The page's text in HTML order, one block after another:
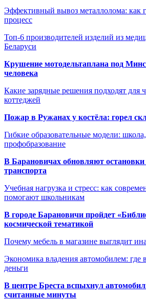
Эффективный вывоз металлолома: как
процесс
Топ-6 производителей изделий из
Беларуси
Крушение мотодельтаплана под
человека
Какие зарядные решения подходят для
коттеджей
Пожар в Ружанах у костёла: горел
Гибкие образовательные модели:
профобразование
В Барановичах обновляют остановки
транспорта
Учебная нагрузка и стресс: как
помогают школьникам
В городе Барановичи пройдет
космической тематикой
Почему мебель в магазине выглядит
Экономика владения автомобилем: где
деньги
В центре Бреста вспыхнул
считанные минуты